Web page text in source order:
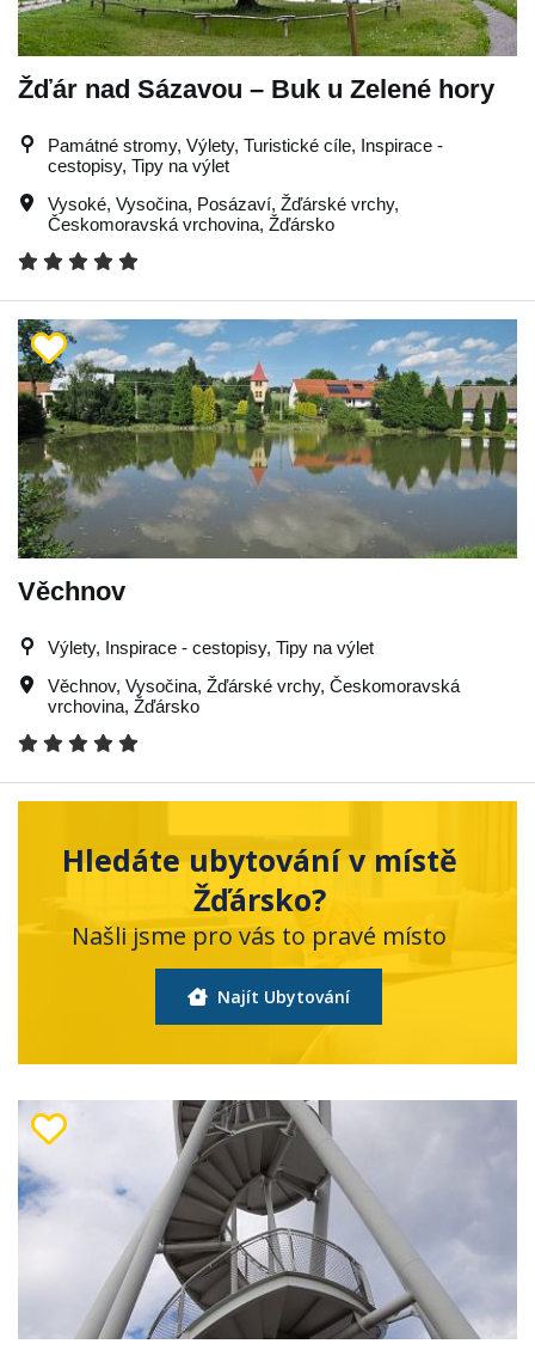
Žďár nad Sázavou – Buk u Zelené hory
Památné stromy, Výlety, Turistické cíle, Inspirace -
cestopisy, Tipy na výlet
Vysoké, Vysočina, Posázaví, Žďárské vrchy,
Českomoravská vrchovina, Žďársko
Věchnov
Výlety, Inspirace - cestopisy, Tipy na výlet
Věchnov, Vysočina, Žďárské vrchy, Českomoravská
vrchovina, Žďársko
Hledáte ubytování v místě
Žďársko?
Našli jsme pro vás to pravé místo
Najít Ubytování